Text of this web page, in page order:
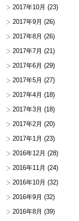
2017年10月 (23)
2017年9月 (26)
2017年8月 (26)
2017年7月 (21)
2017年6月 (29)
2017年5月 (27)
2017年4月 (18)
2017年3月 (18)
2017年2月 (20)
2017年1月 (23)
2016年12月 (28)
2016年11月 (24)
2016年10月 (32)
2016年9月 (32)
2016年8月 (39)